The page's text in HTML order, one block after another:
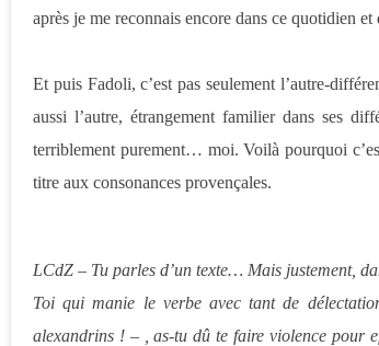
après je me reconnais encore dans ce quotidien
Et puis Fadoli, c’est pas seulement l’autre-
aussi l’autre, étrangement familier dans ses
terriblement purement… moi. Voilà pourquoi
titre aux consonances provençales.
LCdZ – Tu parles d’un texte… Mais justement,
Toi qui manie le verbe avec tant de
alexandrins ! – , as-tu dû te faire violence pour